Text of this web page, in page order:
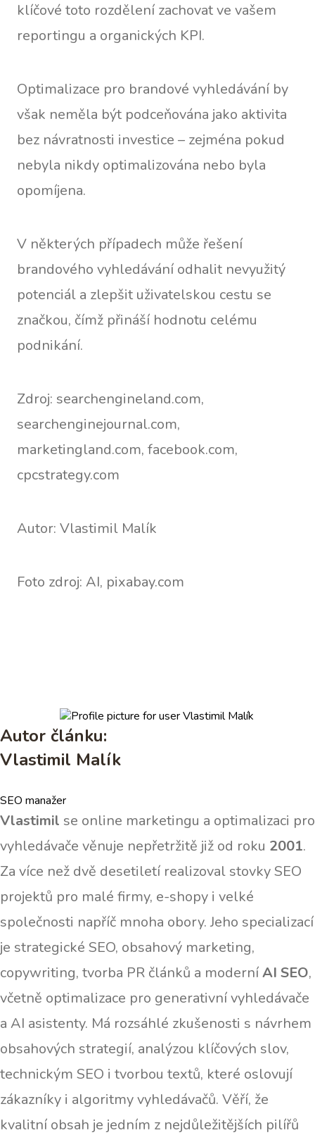
klíčové toto rozdělení zachovat ve vašem
reportingu a organických KPI.
Optimalizace pro brandové vyhledávání by
však neměla být podceňována jako aktivita
bez návratnosti investice – zejména pokud
nebyla nikdy optimalizována nebo byla
opomíjena.
V některých případech může řešení
brandového vyhledávání odhalit nevyužitý
potenciál a zlepšit uživatelskou cestu se
značkou, čímž přináší hodnotu celému
podnikání.
Zdroj: searchengineland.com,
searchenginejournal.com,
marketingland.com, facebook.com,
cpcstrategy.com
Autor: Vlastimil Malík
Foto zdroj: AI, pixabay.com
Autor článku:
Vlastimil Malík
SEO manažer
Vlastimil se online marketingu a optimalizaci pro
vyhledávače věnuje nepřetržitě již od roku 2001.
Za více než dvě desetiletí realizoval stovky SEO
projektů pro malé firmy, e-shopy i velké
společnosti napříč mnoha obory. Jeho specializací
je strategické SEO, obsahový marketing,
copywriting, tvorba PR článků a moderníAI SEO,
včetně optimalizace pro generativní vyhledávače
a AI asistenty. Má rozsáhlé zkušenosti s návrhem
obsahových strategií, analýzou klíčových slov,
technickým SEO i tvorbou textů, které oslovují
zákazníky i algoritmy vyhledávačů. Věří, že
kvalitní obsah je jedním z nejdůležitějších pilířů